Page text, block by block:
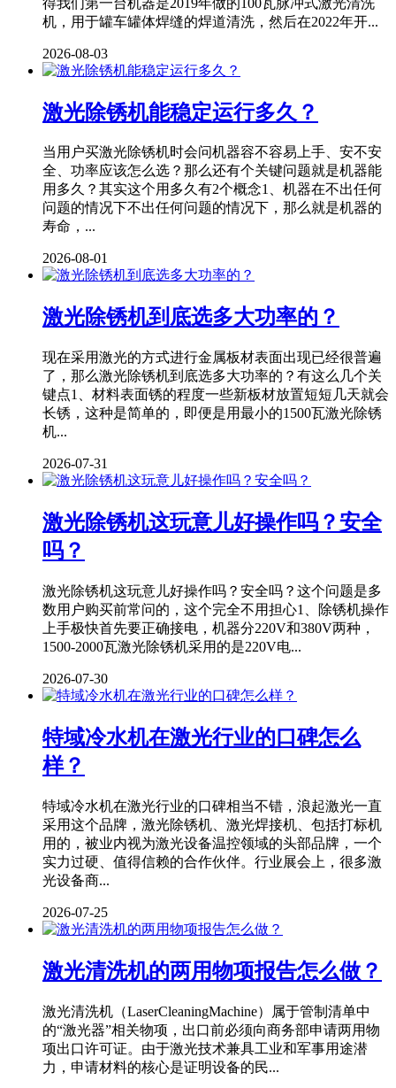
机，用于罐车罐体焊缝的焊道清洗，然后在2022年开...
2026-08-03
激光除锈机能稳定运行多久？
当用户买激光除锈机时会问机器容不容易上手、安不安
全、功率应该怎么选？那么还有个关键问题就是机器能
用多久？其实这个用多久有2个概念1、机器在不出任何
问题的情况下不出任何问题的情况下，那么就是机器的
寿命，...
2026-08-01
激光除锈机到底选多大功率的？
现在采用激光的方式进行金属板材表面出现已经很普遍
了，那么激光除锈机到底选多大功率的？有这么几个关
键点1、材料表面锈的程度一些新板材放置短短几天就会
长锈，这种是简单的，即便是用最小的1500瓦激光除锈
机...
2026-07-31
激光除锈机这玩意儿好操作吗？安全
吗？
激光除锈机这玩意儿好操作吗？安全吗？这个问题是多
数用户购买前常问的，这个完全不用担心1、除锈机操作
上手极快首先要正确接电，机器分220V和380V两种，
1500-2000瓦激光除锈机采用的是220V电...
2026-07-30
特域冷水机在激光行业的口碑怎么
样？
特域冷水机在激光行业的口碑相当不错，浪起激光一直
采用这个品牌，激光除锈机、激光焊接机、包括打标机
用的，被业内视为激光设备温控领域的头部品牌，一个
实力过硬、值得信赖的合作伙伴。行业展会上，很多激
光设备商...
2026-07-25
激光清洗机的两用物项报告怎么做？
激光清洗机（LaserCleaningMachine）属于管制清单中
的“激光器”相关物项，出口前必须向商务部申请两用物
项出口许可证。由于激光技术兼具工业和军事用途潜
力，申请材料的核心是证明设备的民...